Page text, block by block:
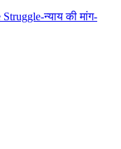
न्याय की मांग-